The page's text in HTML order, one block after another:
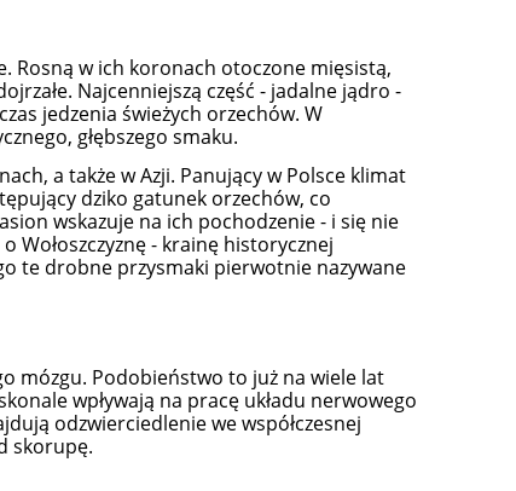
Rosną w ich koronach otoczone mięsistą,
Najcenniejszą część - jadalne jądro -
jedzenia świeżych orzechów. W
głębszego smaku.
a także w Azji. Panujący w Polsce klimat
dziko gatunek orzechów, co
wskazuje na ich pochodzenie - i się nie
Wołoszczyznę - krainę historycznej
te drobne przysmaki pierwotnie nazywane
mózgu. Podobieństwo to już na wiele lat
wpływają na pracę układu nerwowego
odzwierciedlenie we współczesnej
skorupę.